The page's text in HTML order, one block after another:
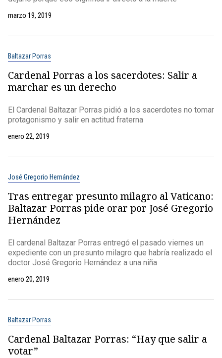
marzo 19, 2019
Baltazar Porras
Cardenal Porras a los sacerdotes: Salir a
marchar es un derecho
El Cardenal Baltazar Porras pidió a los sacerdotes no tomar
protagonismo y salir en actitud fraterna
enero 22, 2019
José Gregorio Hernández
Tras entregar presunto milagro al Vaticano:
Baltazar Porras pide orar por José Gregorio
Hernández
El cardenal Baltazar Porras entregó el pasado viernes un
expediente con un presunto milagro que habría realizado el
doctor José Gregorio Hernández a una niña
enero 20, 2019
Baltazar Porras
Cardenal Baltazar Porras: “Hay que salir a
votar”